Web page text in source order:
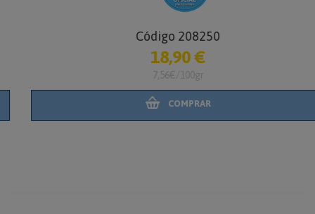
Código 208250
18,90 €
7,56€/100gr
COMPRAR